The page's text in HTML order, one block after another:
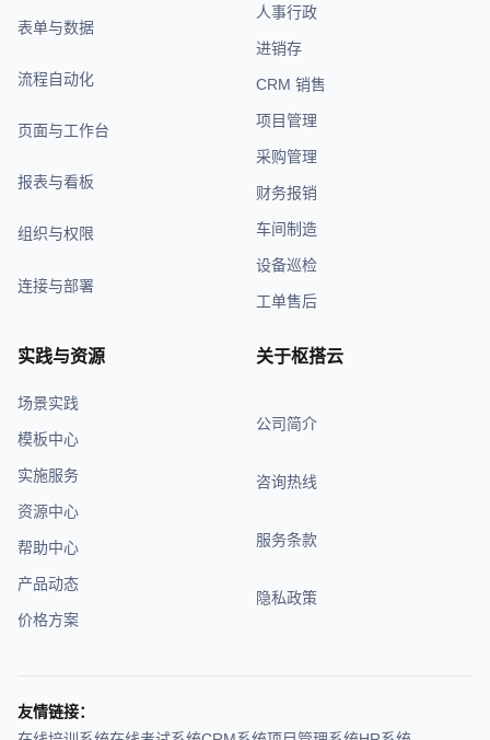
表单与数据
流程自动化
页面与工作台
报表与看板
组织与权限
连接与部署
人事行政
进销存
CRM 销售
项目管理
采购管理
财务报销
车间制造
设备巡检
工单售后
实践与资源
场景实践
模板中心
实施服务
资源中心
帮助中心
产品动态
价格方案
关于枢搭云
公司简介
咨询热线
服务条款
隐私政策
友情链接：